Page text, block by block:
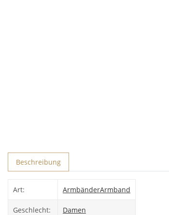
Beschreibung
Art: ArmbänderArmband
Geschlecht: Damen